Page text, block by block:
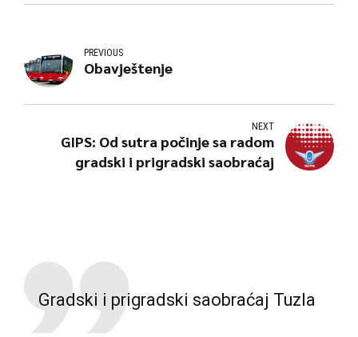
PREVIOUS
Obavještenje
NEXT
GIPS: Od sutra počinje sa radom
gradski i prigradski saobraćaj
Gradski i prigradski saobraćaj Tuzla